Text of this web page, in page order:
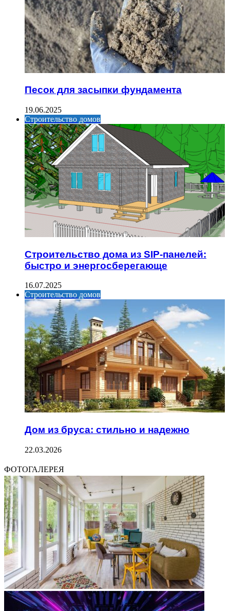
Песок для засыпки фундамента
19.06.2025
Строительство домов
Строительство дома из SIP-панелей:
быстро и энергосберегающе
16.07.2025
Строительство домов
Дом из бруса: стильно и надежно
22.03.2026
ФОТОГАЛЕРЕЯ